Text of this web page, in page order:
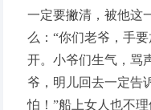
一定要撇清，被他这
么：“你们老爷，手
开。小爷们生气，骂
爷，明儿回去一定告
怕！”船上女人也不